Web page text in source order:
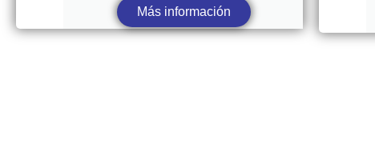
Más información